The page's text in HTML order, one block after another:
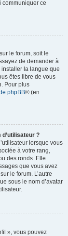
communiquer ce
le forum, soit le
de demander à
installer la langue que
êtes libre de vous
Pour plus
phpBB® (en
?
lorsque vous
à votre rang,
des ronds. Elle
que vous avez
le forum. L’autre
sous le nom d’avatar
», vous pouvez